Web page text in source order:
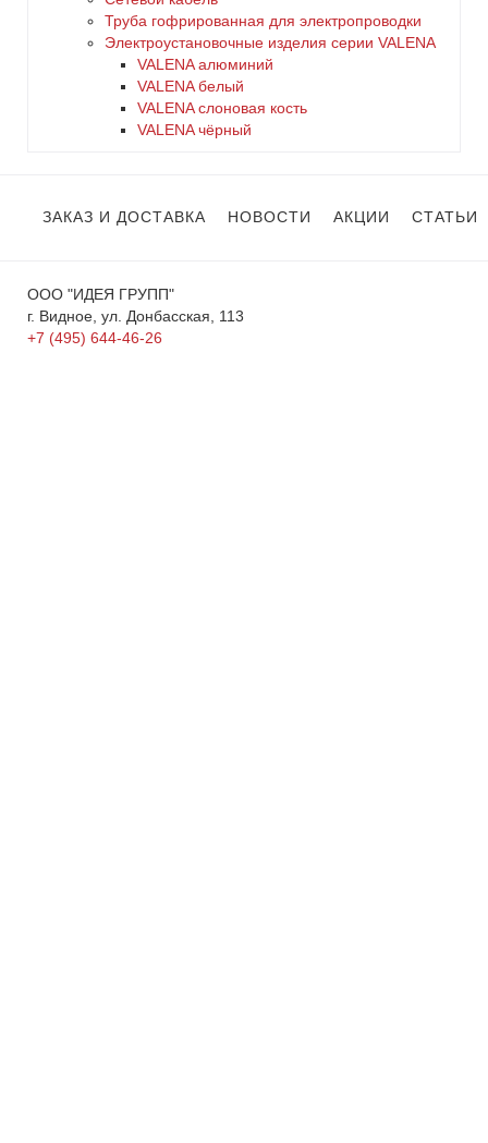
Труба гофрированная для электропроводки
Электроустановочные изделия серии VALENA
VALENA алюминий
VALENA белый
VALENA слоновая кость
VALENA чёрный
ЗАКАЗ И ДОСТАВКА НОВОСТИ АКЦИИ СТАТЬИ
ООО "ИДЕЯ ГРУПП"
г. Видное, ул. Донбасская, 113
+7 (495) 644-46-26